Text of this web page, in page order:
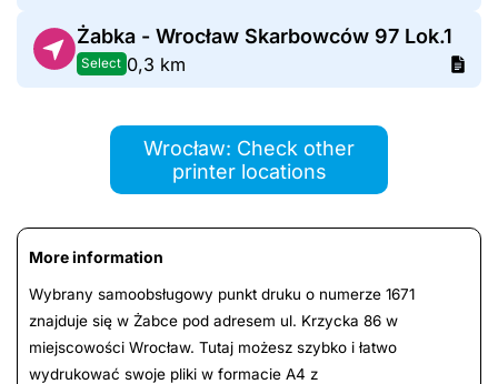
Żabka - Wrocław Skarbowców 97 Lok.1
Select 0,3 km
Wrocław: Check other
printer locations
More information
Wybrany samoobsługowy punkt druku o numerze 1671
znajduje się w Żabce pod adresem ul. Krzycka 86 w
miejscowości Wrocław. Tutaj możesz szybko i łatwo
wydrukować swoje pliki w formacie A4 z